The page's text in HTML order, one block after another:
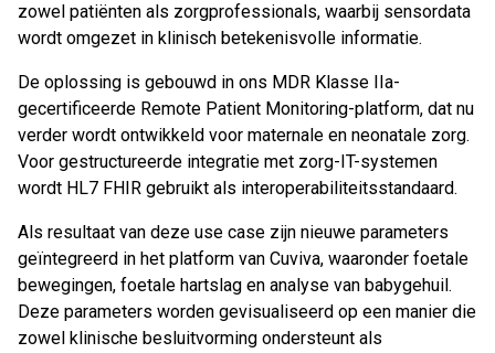
zowel patiënten als zorgprofessionals, waarbij sensordata
wordt omgezet in klinisch betekenisvolle informatie.
De oplossing is gebouwd in ons MDR Klasse IIa-
gecertificeerde Remote Patient Monitoring-platform, dat nu
verder wordt ontwikkeld voor maternale en neonatale zorg.
Voor gestructureerde integratie met zorg-IT-systemen
wordt HL7 FHIR gebruikt als interoperabiliteitsstandaard.
Als resultaat van deze use case zijn nieuwe parameters
geïntegreerd in het platform van Cuviva, waaronder foetale
bewegingen, foetale hartslag en analyse van babygehuil.
Deze parameters worden gevisualiseerd op een manier die
zowel klinische besluitvorming ondersteunt als